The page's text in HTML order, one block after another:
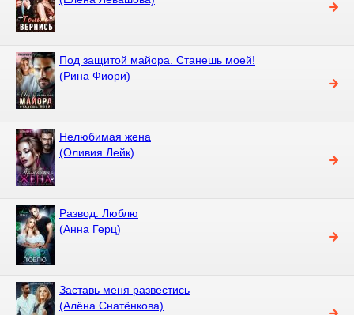
Под защитой майора. Станешь моей!
(Рина Фиори)
Нелюбимая жена
(Оливия Лейк)
Развод. Люблю
(Анна Герц)
Заставь меня развестись
(Алёна Снатёнкова)